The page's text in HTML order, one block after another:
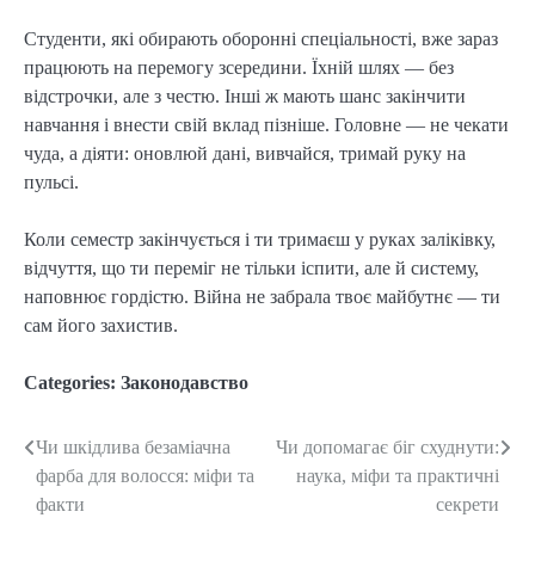
Студенти, які обирають оборонні спеціальності, вже зараз
працюють на перемогу зсередини. Їхній шлях — без
відстрочки, але з честю. Інші ж мають шанс закінчити
навчання і внести свій вклад пізніше. Головне — не чекати
чуда, а діяти: оновлюй дані, вивчайся, тримай руку на
пульсі.
Коли семестр закінчується і ти тримаєш у руках заліківку,
відчуття, що ти переміг не тільки іспити, але й систему,
наповнює гордістю. Війна не забрала твоє майбутнє — ти
сам його захистив.
Categories: Законодавство
Post
navigation
Чи шкідлива безаміачна
фарба для волосся: міфи та
факти
Чи допомагає біг схуднути:
наука, міфи та практичні
секрети